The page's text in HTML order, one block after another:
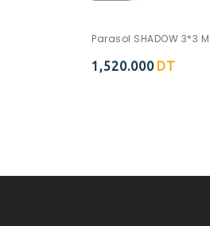
Parasol SHADOW 3*3 M
1,520.000 DT